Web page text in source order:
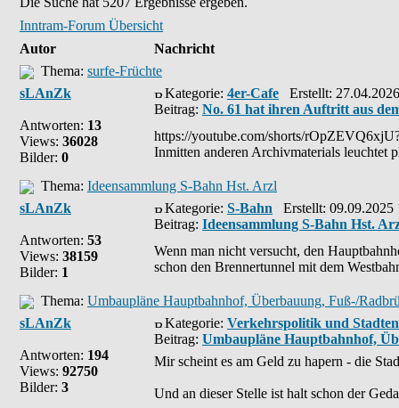
Inntram-Forum Übersicht
Autor
Nachricht
Thema: surfe-Früchte
sLAnZk
Antworten: 13
Views: 36028
Bilder: 0
Kategorie: 4er-Cafe Erstellt:
Beitrag: No. 61 hat ihren Auftritt aus
https://youtube.com/shorts/
Inmitten anderen Archivmaterials leuchtet
Thema: Ideensammlung S-Bahn Hst. Arzl
sLAnZk
Antworten: 53
Views: 38159
Bilder: 1
Kategorie: S-Bahn Erstellt: 09.09.2025
Beitrag: Ideensammlung S-Bahn Hst.
Wenn man nicht versucht, den
schon den Brennertunnel mit dem
Thema: Umbaupläne Hauptbahnhof, Überbauung, Fuß-/
sLAnZk
Antworten: 194
Views: 92750
Bilder: 3
Kategorie: Verkehrspolitik und
Beitrag: Umbaupläne Hauptbahnhof,
Mir scheint es am Geld zu hapern - die
Und an dieser Stelle ist halt schon der